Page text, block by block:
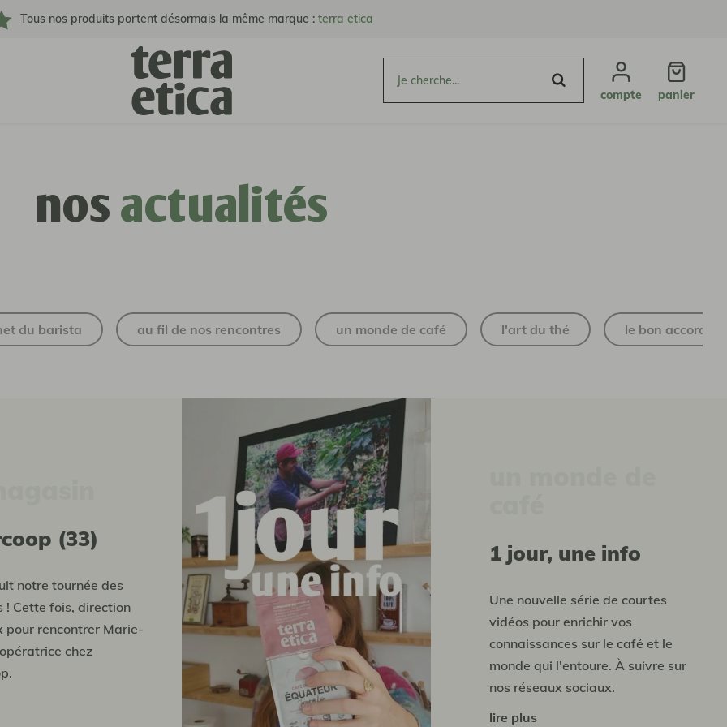
Tous nos produits portent désormais la même marque : terra etica
compte panier
nos actualités
du barista au fil de nos rencontres un monde de café l'art du thé le bon accord
(33)
notre tournée des
! Cette fois, direction
pour rencontrer Marie-
chez
1 jour, une info
Une nouvelle série de courtes
vidéos pour enrichir vos
connaissances sur le café et le
monde qui l'entoure. À suivre sur
nos réseaux sociaux.
lire plus